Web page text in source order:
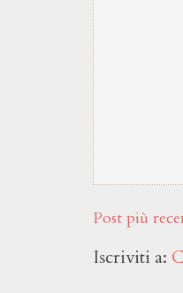
Post più
Iscriviti a: